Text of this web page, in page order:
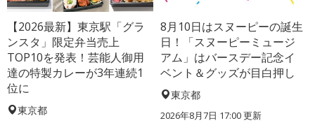
【2026最新】東京駅「グラ
ンスタ」限定弁当売上
TOP10を発表！芸能人御用
達の特製カレーが3年連続1
位に
東京都
8月10日はスヌーピーの誕生
日！「スヌーピーミュージ
アム」はバースデー記念イ
ベント＆グッズが目白押し
東京都
2026年8月7日 17:00更新